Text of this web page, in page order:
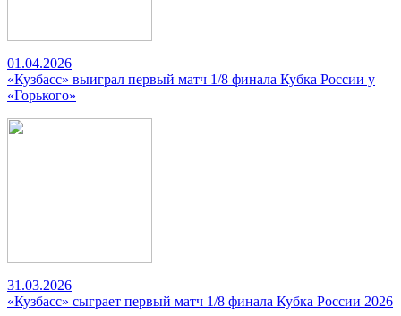
01.04.2026
«Кузбасс» выиграл первый матч 1/8 финала Кубка России у
«Горького»
31.03.2026
«Кузбасс» сыграет первый матч 1/8 финала Кубка России 2026